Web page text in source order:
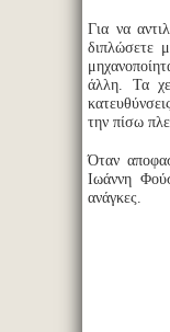
Για να
διπλώσετε
άλλη. Τα
την πίσω
Όταν
Ιωάννη
ανάγκες.